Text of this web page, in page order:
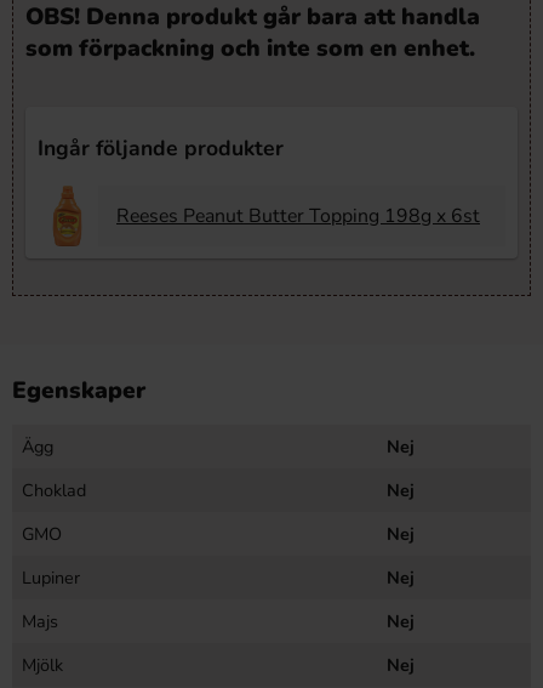
OBS! Denna produkt går bara att handla
som förpackning och inte som en enhet.
Ingår följande produkter
Reeses Peanut Butter Topping 198g x 6st
Egenskaper
Ägg
Nej
Choklad
Nej
GMO
Nej
Lupiner
Nej
Majs
Nej
Mjölk
Nej